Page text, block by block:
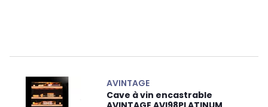
AVINTAGE
Cave à vin encastrable